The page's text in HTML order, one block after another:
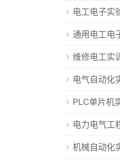
电工电子实
通用电工电
维修电工实
电气自动化
PLC单片机
电力电气工
机械自动化